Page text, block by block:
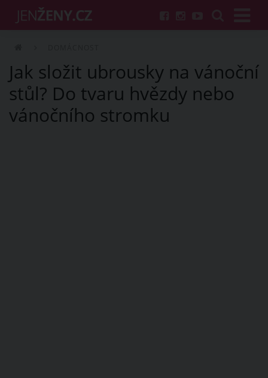
Jak složit ubrousky na vánoční
stůl? Do tvaru hvězdy nebo
vánočního stromku